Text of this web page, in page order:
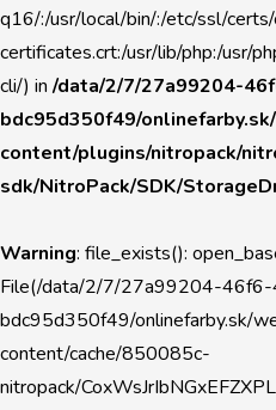
q16/:/usr/local/bin/:/etc/ssl/
certificates.crt:/usr/lib/php:/usr/
cli/) in /data/2/7/27a99204-
bdc95d350f49/
content/plugins/nitropack/
sdk/NitroPack/SDK/
Warning: file_exists():
File(/data/2/7/27a99204-
bdc95d350f49/onlinefarby.sk/
content/cache/850085c-
nitropack/